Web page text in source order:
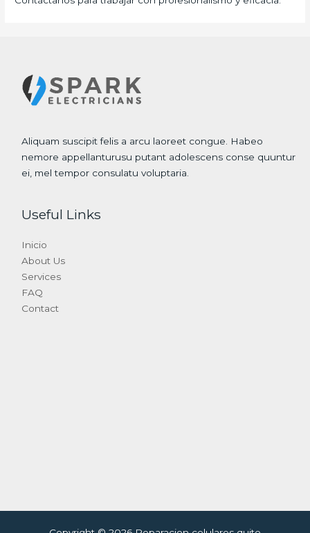
Aliquam suscipit felis a arcu laoreet congue. Habeo
nemore appellanturusu putant adolescens conse quuntur
ei, mel tempor consulatu voluptaria.
Useful Links
Inicio
About Us
Services
FAQ
Contact